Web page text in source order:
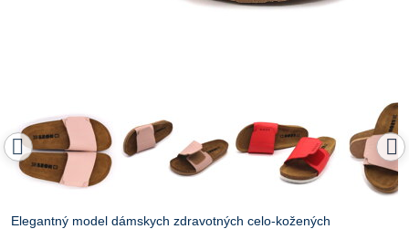
Elegantný model dámskych zdravotných celo-kožených